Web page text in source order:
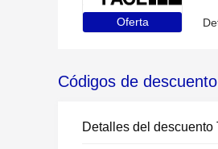
Oferta
Códigos de
Detalles del descuento